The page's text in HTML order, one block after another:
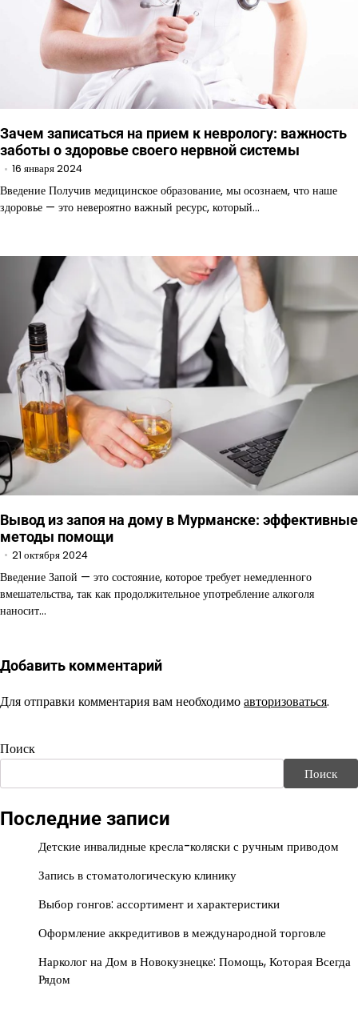
Зачем записаться на прием к неврологу: важность
заботы о здоровье своего нервной системы
16 января 2024
Введение Получив медицинское образование, мы осознаем, что наше
здоровье — это невероятно важный ресурс, который…
Вывод из запоя на дому в Мурманске: эффективные
методы помощи
21 октября 2024
Введение Запой — это состояние, которое требует немедленного
вмешательства, так как продолжительное употребление алкоголя
наносит…
Добавить комментарий
Для отправки комментария вам необходимоавторизоваться.
Поиск
Поиск
Последние записи
Детские инвалидные кресла-коляски с ручным приводом
Запись в стоматологическую клинику
Выбор гонгов: ассортимент и характеристики
Оформление аккредитивов в международной торговле
Нарколог на Дом в Новокузнецке: Помощь, Которая Всегда
Рядом